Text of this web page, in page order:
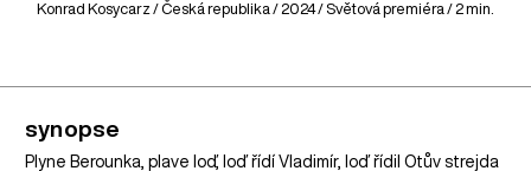
Konrad Kosycarz /Česká republika / 2024 / Světová premiéra / 2 min.
synopse
Plyne Berounka, plave loď, loď řídí Vladimír, loď řídil Otův strejda